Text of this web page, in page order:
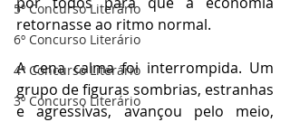
5º Concurso Literário
6º Concurso Literário
4º Concurso Literário
3º Concurso Literário
retornasse ao ritmo normal.
A cena calma foi interrompida. Um
grupo de figuras sombrias, estranhas
e agressivas, avançou pelo meio,